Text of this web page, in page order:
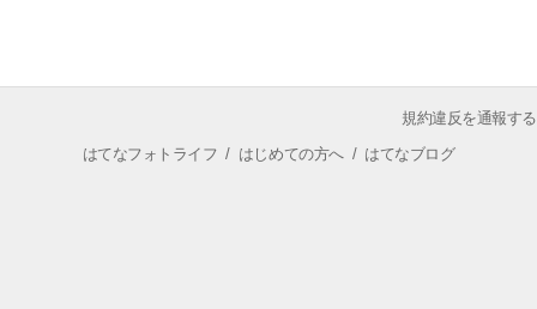
規約違反を通報する
はてなフォトライフ / はじめての方へ/ はてなブログ